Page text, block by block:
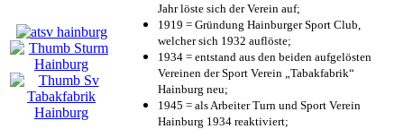
Jahr löste sich der Verein auf;
1919 = Gründung Hainburger Sport Club,
welcher sich 1932 auflöste;
1934 = entstand aus den beiden aufgelösten
Vereinen der Sport Verein „Tabakfabrik“
Hainburg neu;
1945 = als Arbeiter Turn und Sport Verein
Hainburg 1934 reaktiviert;